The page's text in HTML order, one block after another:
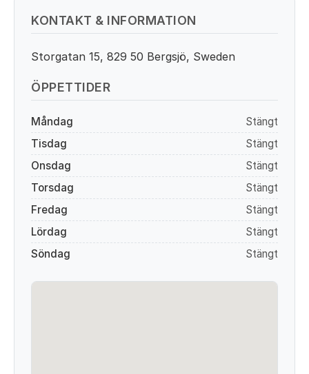
KONTAKT & INFORMATION
Storgatan 15, 829 50 Bergsjö, Sweden
ÖPPETTIDER
Måndag
Stängt
Tisdag
Stängt
Onsdag
Stängt
Torsdag
Stängt
Fredag
Stängt
Lördag
Stängt
Söndag
Stängt